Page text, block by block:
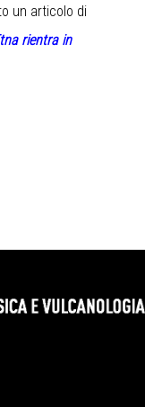
un articolo di
rientra in